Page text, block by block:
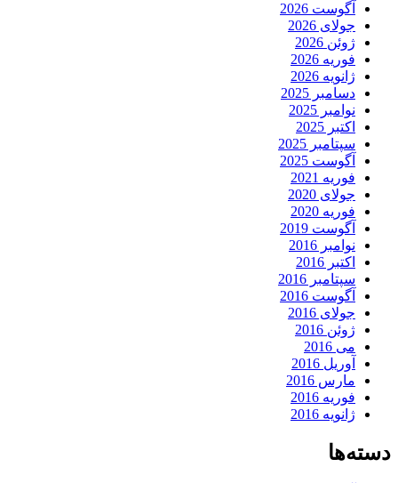
آگوست 2026
جولای 2026
ژوئن 2026
فوریه 2026
ژانویه 2026
دسامبر 2025
نوامبر 2025
اکتبر 2025
سپتامبر 2025
آگوست 2025
فوریه 2021
جولای 2020
فوریه 2020
آگوست 2019
نوامبر 2016
اکتبر 2016
سپتامبر 2016
آگوست 2016
جولای 2016
ژوئن 2016
می 2016
آوریل 2016
مارس 2016
فوریه 2016
ژانویه 2016
دسته‌ها